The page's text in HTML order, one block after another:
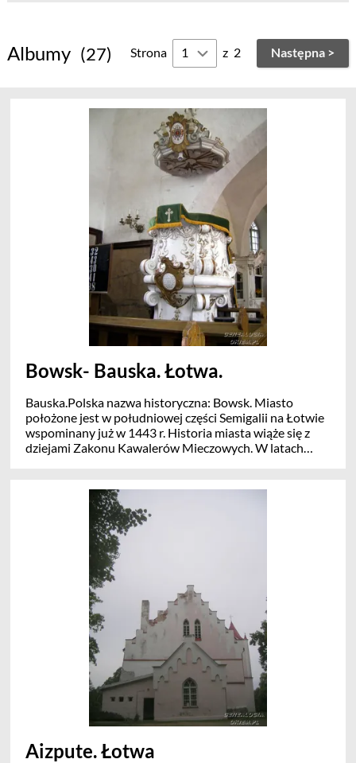
Albumy (27) Strona z 2 Następna >
Bowsk- Bauska. Łotwa.
Bauska.Polska nazwa historyczna: Bowsk. Miasto
położone jest w południowej części Semigalii na Łotwie
wspominany już w 1443 r. Historia miasta wiąże się z
dziejami Zakonu Kawalerów Mieczowych. W latach
zostało przyłączone do Rzeczypospolitej, jako ziemie
lenne. W 1609 r. książę Fryderyk Kettler, nadał prawa
miejskie i herb. Kolejny przywilej – budowy ratusza –
miasto otrzymało w 1615 r.
Aizpute. Łotwa